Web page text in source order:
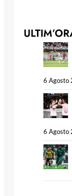
6 Agosto
6 Agosto